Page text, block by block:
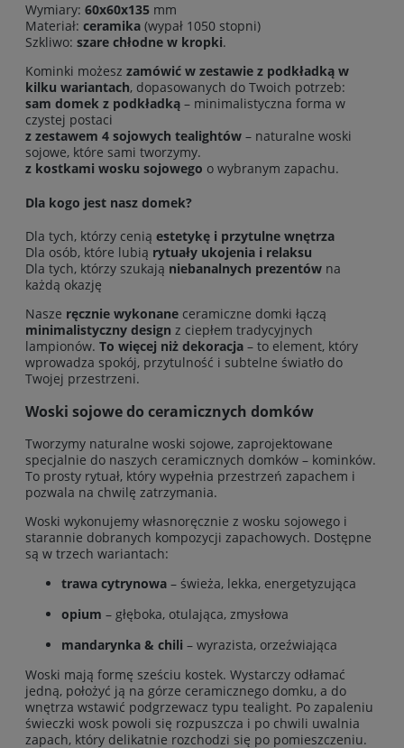
Wymiary: 60x60x135 mm
Materiał: ceramika (wypał 1050 stopni)
Szkliwo: szare chłodne w kropki.
Kominki możesz zamówić w zestawie z podkładką w
kilku wariantach, dopasowanych do Twoich potrzeb:
sam domek z podkładką – minimalistyczna forma w
czystej postaci
z zestawem 4 sojowych tealightów – naturalne woski
sojowe, które sami tworzymy.
z kostkami wosku sojowego o wybranym zapachu.
Dla kogo jest nasz domek?
Dla tych, którzy cenią estetykę i przytulne wnętrza
Dla osób, które lubią rytuały ukojenia i relaksu
Dla tych, którzy szukają niebanalnych prezentów na
każdą okazję
Nasze ręcznie wykonane ceramiczne domki łączą
minimalistyczny design z ciepłem tradycyjnych
lampionów. To więcej niż dekoracja – to element, który
wprowadza spokój, przytulność i subtelne światło do
Twojej przestrzeni.
Woski sojowe do ceramicznych domków
Tworzymy naturalne woski sojowe, zaprojektowane
specjalnie do naszych ceramicznych domków – kominków.
To prosty rytuał, który wypełnia przestrzeń zapachem i
pozwala na chwilę zatrzymania.
Woski wykonujemy własnoręcznie z wosku sojowego i
starannie dobranych kompozycji zapachowych. Dostępne
są w trzech wariantach:
trawa cytrynowa – świeża, lekka, energetyzująca
opium – głęboka, otulająca, zmysłowa
mandarynka & chili – wyrazista, orzeźwiająca
Woski mają formę sześciu kostek. Wystarczy odłamać
jedną, położyć ją na górze ceramicznego domku, a do
wnętrza wstawić podgrzewacz typu tealight. Po zapaleniu
świeczki wosk powoli się rozpuszcza i po chwili uwalnia
zapach, który delikatnie rozchodzi się po pomieszczeniu.